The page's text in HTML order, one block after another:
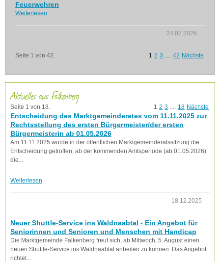
Feuerwehren
Weiterlesen
24.07.2026
Seite 1 von 42. 1 2 3 .... 42 Nächste
Aktuelles aus Falkenberg
Seite 1 von 18. 1 2 3 .... 18 Nächste
Entscheidung des Marktgemeinderates vom 11.11.2025 zur
Rechtsstellung des ersten Bürgermeister/der ersten
Bürgermeisterin ab 01.05.2026
Am 11.11.2025 wurde in der öffentlichen Marktgemeinderatssitzung die
Entscheidung getroffen, ab der kommenden Amtsperiode (ab 01.05.2026)
die...
Weiterlesen
18.12.2025
Neuer Shuttle-Service ins Waldnaabtal - Ein Angebot für
Seniorinnen und Senioren und Menschen mit Handicap
Die Marktgemeinde Falkenberg freut sich, ab Mittwoch, 5. August einen
neuen Shuttle-Service ins Waldnaabtal anbeiten zu können. Das Angebot
richtet...